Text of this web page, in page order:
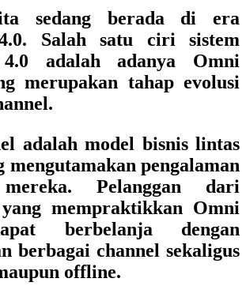
sedang berada di era
Salah satu ciri sistem
4.0 adalah adanya Omni
merupakan tahap evolusi
adalah model bisnis lintas
mengutamakan pengalaman
mereka. Pelanggan dari
yang mempraktikkan Omni
berbelanja dengan
berbagai channel sekaligus
offline.